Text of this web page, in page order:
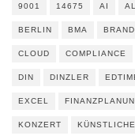
9001 14675 AI
BERLIN BMA
CLOUD COMPLIANCE
DIN DINZLER
EXCEL
KONZERT